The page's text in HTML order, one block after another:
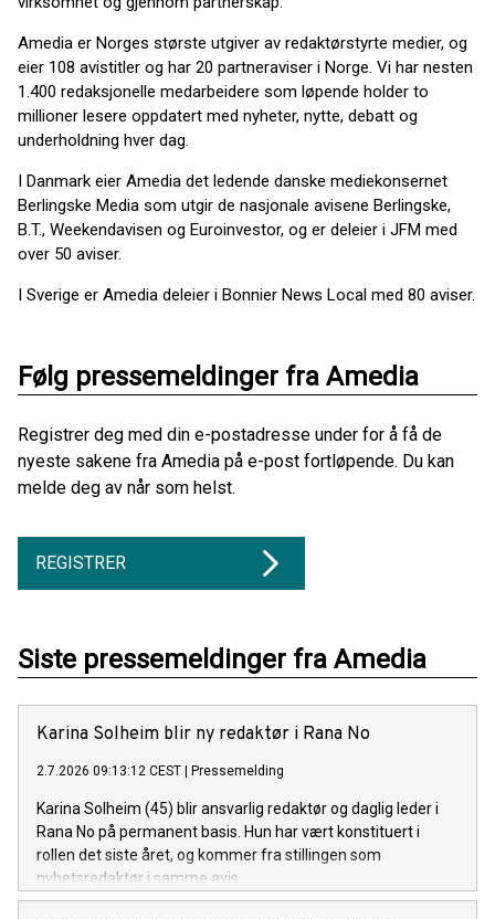
Amedia er Norges største utgiver av redaktørstyrte medier, og
eier 108 avistitler og har 20 partneraviser i Norge. Vi har nesten
1.400 redaksjonelle medarbeidere som løpende holder to
millioner lesere oppdatert med nyheter, nytte, debatt og
underholdning hver dag.
I Danmark eier Amedia det ledende danske mediekonsernet
Berlingske Media som utgir de nasjonale avisene Berlingske,
B.T., Weekendavisen og Euroinvestor, og er deleier i JFM med
over 50 aviser.
I Sverige er Amedia deleier i Bonnier News Local med 80 aviser.
Følg pressemeldinger fra Amedia
Registrer deg med din e-postadresse under for å få de
nyeste sakene fra Amedia på e-post fortløpende. Du kan
melde deg av når som helst.
REGISTRER
Siste pressemeldinger fra Amedia
Karina Solheim blir ny redaktør i Rana No
2.7.2026 09:13:12 CEST Pressemelding
Karina Solheim (45) blir ansvarlig redaktør og daglig leder i
Rana No på permanent basis. Hun har vært konstituert i
rollen det siste året, og kommer fra stillingen som
nyhetsredaktør i samme avis.